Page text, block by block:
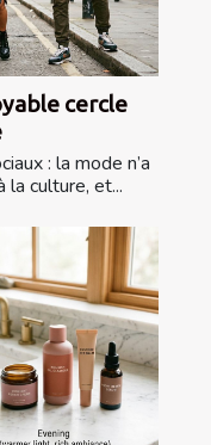
cercle
: la mode n’a
la culture, et...